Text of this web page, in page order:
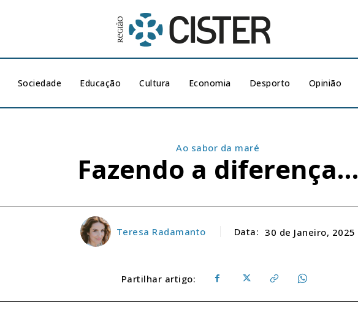
Sociedade Educação Cultura Economia Desporto Opinião
Ao sabor da maré
Fazendo a diferença…
Teresa Radamanto Data: 30 de Janeiro, 2025
Partilhar artigo: